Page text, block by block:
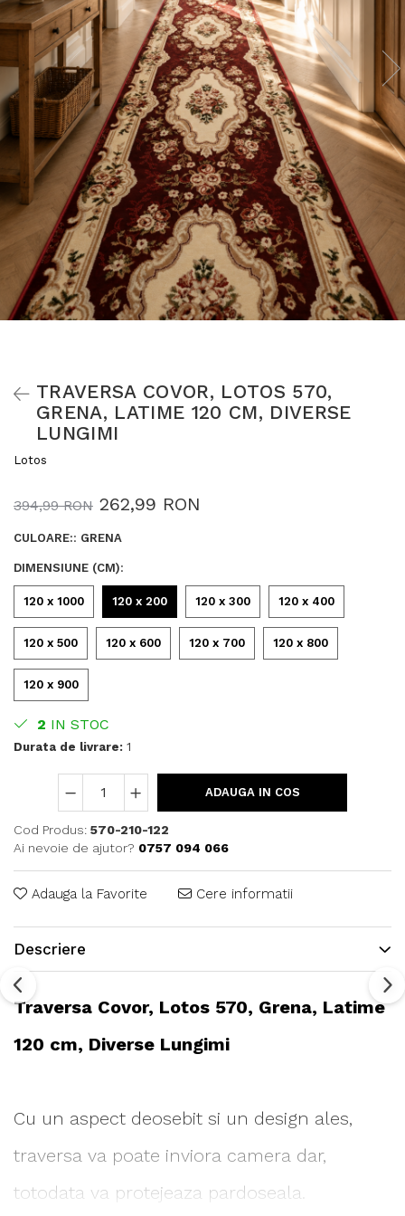
TRAVERSA COVOR, LOTOS 570,
GRENA, LATIME 120 CM, DIVERSE
LUNGIMI
Lotos
394,99 RON 262,99 RON
CULOARE:: GRENA
DIMENSIUNE (CM):
120 x 1000 120 x 200 120 x 300 120 x 400
120 x 500 120 x 600 120 x 700 120 x 800
120 x 900
2 IN STOC
Durata de livrare: 1
ADAUGA IN COS
Cod Produs: 570-210-122
Ai nevoie de ajutor? 0757 094 066
Adauga la Favorite Cere informatii
Descriere
Traversa Covor, Lotos 570, Grena, Latime
120 cm, Diverse Lungimi
Cu un aspect deosebit si un design ales,
traversa va poate inviora camera dar,
totodata va protejeaza pardoseala.